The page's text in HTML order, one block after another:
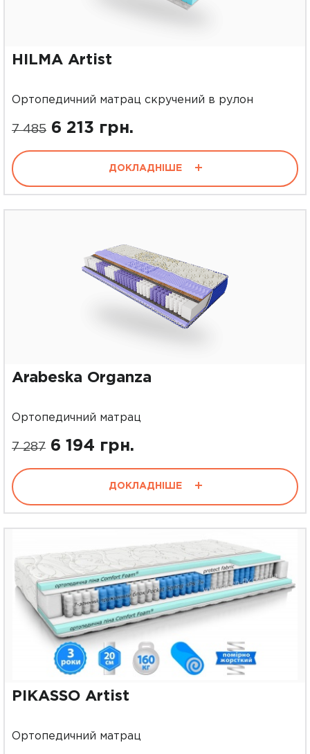
HILMA Artist
Ортопедичний матрац скручений в рулон
7 485 6 213 грн.
ДОКЛАДНІШЕ
Arabeska Organza
Ортопедичний матрац
7 287 6 194 грн.
ДОКЛАДНІШЕ
PIKASSO Artist
Ортопедичний матрац